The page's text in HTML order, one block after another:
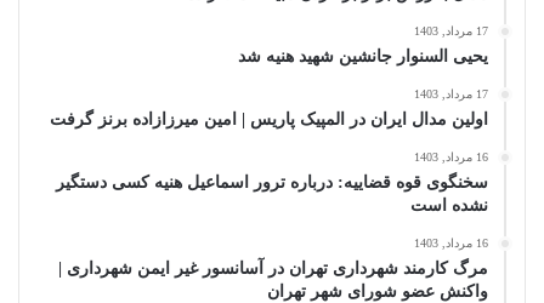
17 مرداد, 1403
یحیی السنوار جانشین شهید هنیه شد
17 مرداد, 1403
اولین مدال ایران در المپیک پاریس | امین میرزازاده برنز گرفت
16 مرداد, 1403
سخنگوی قوه قضاییه: درباره ترور اسماعیل هنیه کسی دستگیر
نشده است
16 مرداد, 1403
مرگ کارمند شهرداری تهران در آسانسور غیر ایمن شهرداری |
واکنش عضو شورای شهر تهران